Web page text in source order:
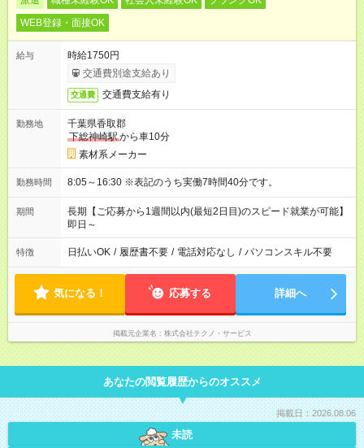
WEB登録・面接OK
給与
時給1750円
交通費別途支給あり
交通費 交通費支給有り
勤務地
千葉県香取郡
下総神崎駅から車10分
素材系メーカー
勤務時間 8:05～16:30 ※表記のうち実働7時間40分です。
期間
長期【ご応募から1週間以内(最短2日目)のスピード就業が可能】
即日～
特徴 日払いOK / 履歴書不要 / 電話対応なし / パソコンスキル不要
気になる！ 応募する 詳細へ
掲載元企業名 株式会社テクノ・サービス
あなたの閲覧履歴からのオススメ
掲載日：2026.08.06
未読